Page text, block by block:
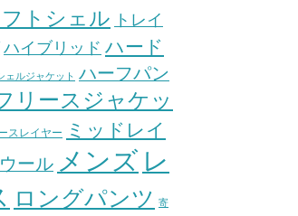
トシェル トレイ
ハイブリッド ハード
ェルジャケット ハーフパン
リースジャケッ
スレイヤー
ミッドレイ
ール メンズ レ
ロングパンツ 寄